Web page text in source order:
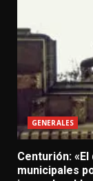
GENERALES
Centurión:
municipales